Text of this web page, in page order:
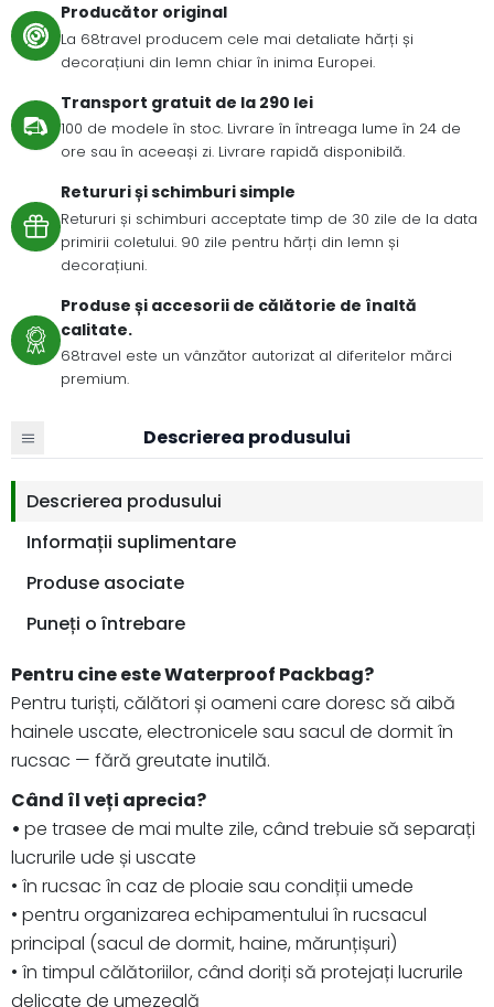
Producător original
La 68travel producem cele mai detaliate hărți și
decorațiuni din lemn chiar în inima Europei.
Transport gratuit de la 290 lei
100 de modele în stoc. Livrare în întreaga lume în 24 de
ore sau în aceeași zi. Livrare rapidă disponibilă.
Retururi și schimburi simple
Retururi și schimburi acceptate timp de 30 zile de la data
primirii coletului. 90 zile pentru hărți din lemn și
decorațiuni.
Produse și accesorii de călătorie de înaltă
calitate.
68travel este un vânzător autorizat al diferitelor mărci
premium.
Descrierea produsului
Descrierea produsului
Informații suplimentare
Produse asociate
Puneți o întrebare
Pentru cine este Waterproof Packbag?
Pentru turiști, călători și oameni care doresc să aibă
hainele uscate, electronicele sau sacul de dormit în
rucsac — fără greutate inutilă.
Când îl veți aprecia?
• pe trasee de mai multe zile, când trebuie să separați
lucrurile ude și uscate
• în rucsac în caz de ploaie sau condiții umede
• pentru organizarea echipamentului în rucsacul
principal (sacul de dormit, haine, mărunțișuri)
• în timpul călătoriilor, când doriți să protejați lucrurile
delicate de umezeală